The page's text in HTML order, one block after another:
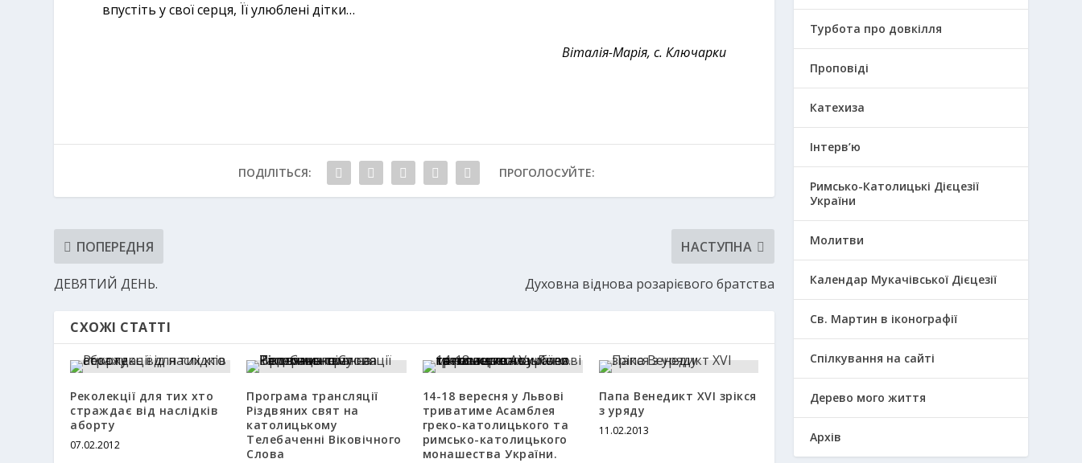
впустіть у свої серця, Її улюблені дітки…
Віталія-Марія, с. Ключарки
ПОДІЛІТЬСЯ: ПРОГОЛОСУЙТЕ:
ПОПЕРЕДНЯ
ДЕВЯТИЙ ДЕНЬ.
НАСТУПНА
Духовна віднова розарієвого братства
СХОЖІ СТАТТІ
Реколекції для тих хто
страждає від наслідків
аборту
07.02.2012
Програма трансляції
Різдвяних свят на
католицькому
Телебаченні Віковічного
Слова
14-18 вересня у Львові
триватиме Асамблея
греко-католицького та
римсько-католицького
монашества України.
Папа Венедикт XVI зрікся
з уряду
11.02.2013
Турбота про довкілля
Проповіді
Катехиза
Інтерв’ю
Римсько-Католицькі Дієцезії
України
Молитви
Календар Мукачівської Дієцезії
Св. Мартин в іконографії
Спілкування на сайті
Дерево мого життя
Архів